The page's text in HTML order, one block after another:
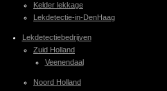
Kelder lekkage
Lekdetectie-in-DenHaag
Lekdetectiebedrijven
Zuid Holland
Veenendaal
Noord Holland